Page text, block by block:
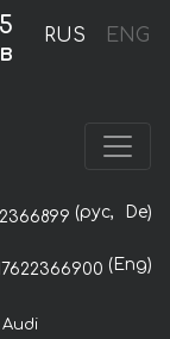
RUS ENG
(рус, De)
(Eng)